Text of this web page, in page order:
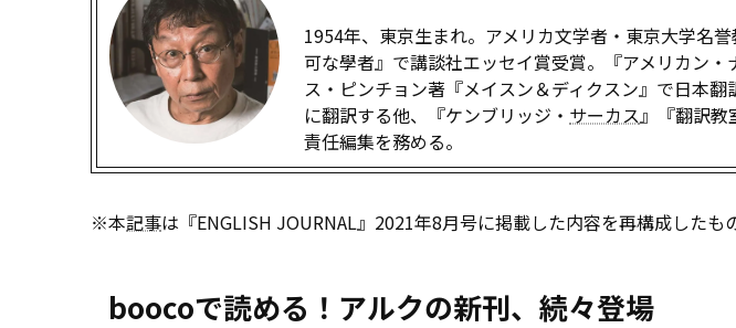
1954年、東京生まれ。アメリカ文学者・東京大学名
可な學者』で講談社エッセイ賞受賞。『アメリカン
ス・ピンチョン著『メイスン＆ディクスン』で日本
に翻訳する他、『ケンブリッジ・ サーカス』『翻訳教
責任編集を務める。
※本記事は『ENGLISH JOURNAL』2021年8月号に掲載した内容を再構成したも
boocoで読める！アルクの新刊、続々登場